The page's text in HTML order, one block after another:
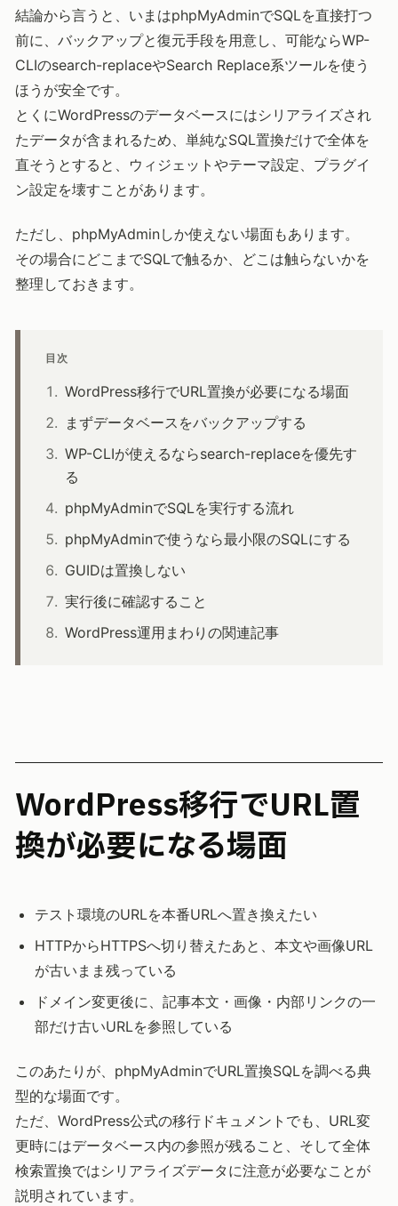
結論から言うと、いまはphpMyAdminでSQLを直接打つ
前に、バックアップと復元手段を用意し、可能ならWP-
CLIのsearch-replaceやSearch Replace系ツールを使う
ほうが安全です。
とくにWordPressのデータベースにはシリアライズされ
たデータが含まれるため、単純なSQL置換だけで全体を
直そうとすると、ウィジェットやテーマ設定、プラグイ
ン設定を壊すことがあります。
ただし、phpMyAdminしか使えない場面もあります。
その場合にどこまでSQLで触るか、どこは触らないかを
整理しておきます。
目次
WordPress移行でURL置換が必要になる場面
まずデータベースをバックアップする
WP-CLIが使えるならsearch-replaceを優先す
る
phpMyAdminでSQLを実行する流れ
phpMyAdminで使うなら最小限のSQLにする
GUIDは置換しない
実行後に確認すること
WordPress運用まわりの関連記事
WordPress移行でURL置
換が必要になる場面
テスト環境のURLを本番URLへ置き換えたい
HTTPからHTTPSへ切り替えたあと、本文や画像URL
が古いまま残っている
ドメイン変更後に、記事本文・画像・内部リンクの一
部だけ古いURLを参照している
このあたりが、phpMyAdminでURL置換SQLを調べる典
型的な場面です。
ただ、WordPress公式の移行ドキュメントでも、URL変
更時にはデータベース内の参照が残ること、そして全体
検索置換ではシリアライズデータに注意が必要なことが
説明されています。